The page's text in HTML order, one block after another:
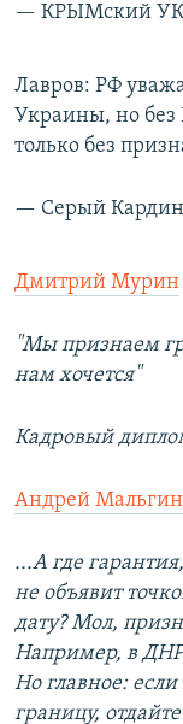
— КРЫМский
Лавров: РФ
Украины, но
только без
— Серый
Дмитрий Мурин
"Мы признаем
нам хочется"
Кадровый
Андрей Мальгин
...А где
не объявит
дату? Мол,
Например, в
Но главное:
границу,